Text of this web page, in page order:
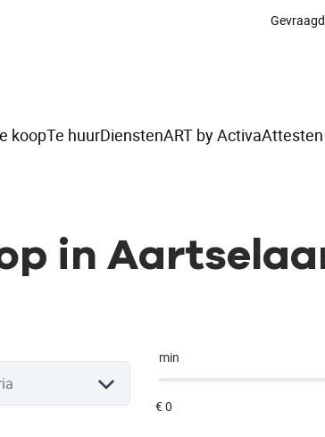
Gevraagd
koopTe huurDienstenART by Activa
in
min